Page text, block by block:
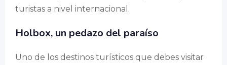
turistas a nivel internacional.
Holbox, un pedazo del paraíso
Uno de los destinos turísticos que debes visitar